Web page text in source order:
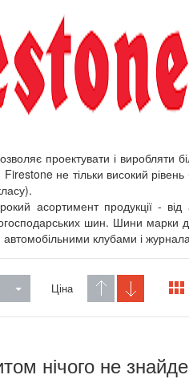
проектувати і
не тільки високий
асортимент продукції - від
шин. Шини марки
клубами і
Ціна
нічого не